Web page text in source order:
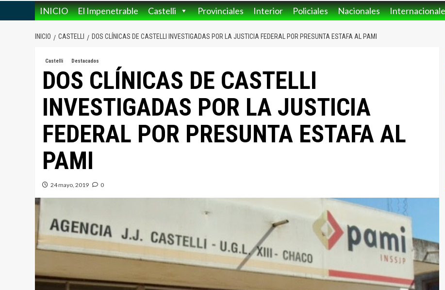
INICIO El Impenetrable Castelli Provinciales Interior Policiales Nacionales
INICIO CASTELLI DOS CLÍNICAS DE CASTELLI INVESTIGADAS POR LA JUSTICIA FEDERAL POR PRESUNTA ESTAFA AL PAMI
Castelli Destacados
DOS CLÍNICAS DE CASTELLI
INVESTIGADAS POR LA JUSTICIA
FEDERAL POR PRESUNTA ESTAFA AL
PAMI
24 mayo, 2019 0